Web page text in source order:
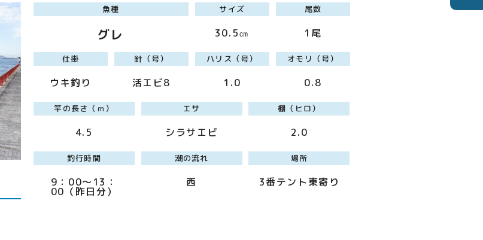
魚種
グレ
サイズ
30.5㎝
尾数
1尾
仕掛
ウキ釣り
針（号）
活エビ8
ハリス（号）
1.0
オモリ（号）
0.8
竿の長さ（ｍ）
4.5
エサ
シラサエビ
棚（ヒロ）
2.0
釣行時間
9：00～13：
00（昨日分）
潮の流れ
西
場所
3番テント東寄り